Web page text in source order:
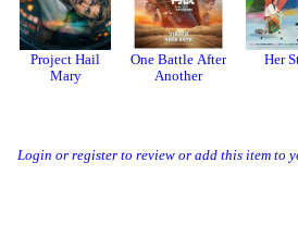
Login or register to review or add this item to
Project Hail
Mary
One Battle After
Another
Her